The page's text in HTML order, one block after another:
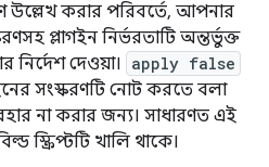
উল্লেখ করার পরিবর্তে, আপনার
প্লাগইন নির্ভরতাটি অন্তর্ভুক্ত
নির্দেশ দেওয়া।
apply false
সংস্করণটি নোট করতে বলা
না করার জন্য। সাধারণত এই
স্ক্রিপ্টটি খালি থাকে।